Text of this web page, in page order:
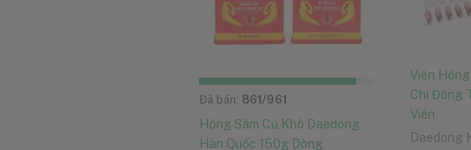
Đã bán: 861 /961
Hồng Sâm Củ Khô Daedong
Hàn Quốc 150g Dòng
Viên
Chi Đông
Viên
Daedong